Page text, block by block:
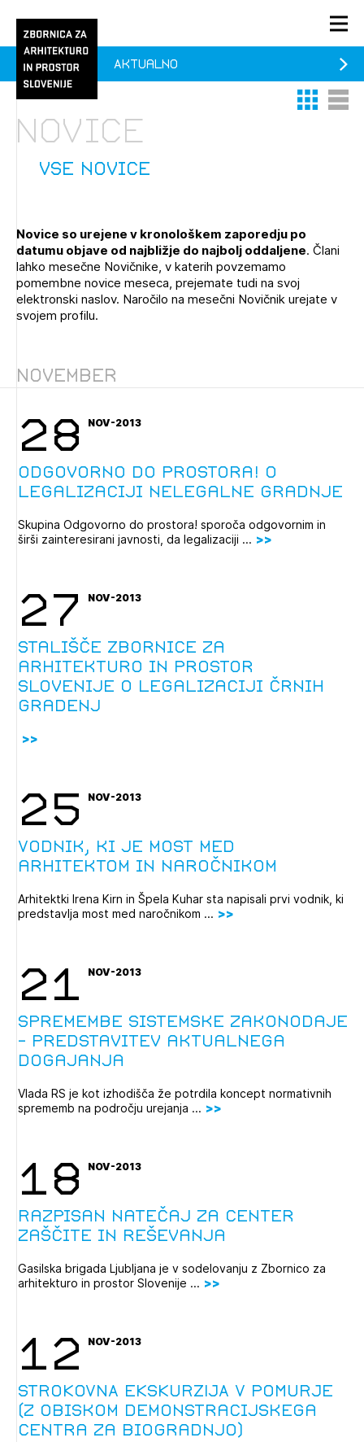
PRIJAVA
KONTAKT
Praksa
O ZAPS
1/1
Pozdravljeni
Prijavite se s svojim ZAPS uporabniškim imenom in geslom.
POZABLJENO GESLO
REGISTRIRAJTE SE
Thumbnail
List
vse novice
Novice
Novice so urejene v kronološkem zaporedju po
datumu objave od najbližje do najbolj oddaljene. Člani
lahko mesečne Novičnike, v katerih povzemamo
pomembne novice meseca, prejemate tudi na svoj
elektronski naslov. Naročilo na mesečni Novičnik urejate v
svojem profilu.
Aktualno
November
28 NOV-2013
Odgovorno do prostora! o
legalizaciji nelegalne gradnje
Skupina Odgovorno do prostora! sporoča odgovornim in
širši zainteresirani javnosti, da legalizaciji ...
27 NOV-2013
Stališče Zbornice za
arhitekturo in prostor
Slovenije o legalizaciji črnih
gradenj
25 NOV-2013
Vodnik, ki je most med
arhitektom in naročnikom
Arhitektki Irena Kirn in Špela Kuhar sta napisali prvi vodnik, ki
predstavlja most med naročnikom ...
21 NOV-2013
Spremembe sistemske zakonodaje
- predstavitev aktualnega
dogajanja
Vlada RS je kot izhodišča že potrdila koncept normativnih
sprememb na področju urejanja ...
18 NOV-2013
Razpisan natečaj za Center
zaščite in reševanja
Gasilska brigada Ljubljana je v sodelovanju z Zbornico za
arhitekturo in prostor Slovenije ...
12 NOV-2013
STROKOVNA EKSKURZIJA V POMURJE
(z obiskom demonstracijskega
centra za biogradnjo)
1/2
Prijava na novičnik
Ostanite na tekočem z novicami in se naročite na
Novičnike. Označite svojo izbiro.
Novičnike vam bomo pošiljali na vaš elektronski naslov.
Mesečni novičnik
Novičnik natečajev
Dnevne medijske objave
NAPREJ